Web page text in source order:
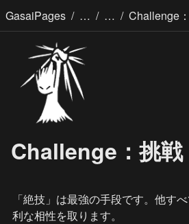
GasaiPages / / / Challenge
Challenge：挑戦
「絶技」は最強の手段です。他す
利な相性を取ります。